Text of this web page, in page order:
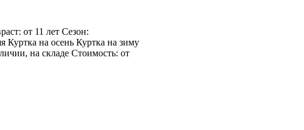
от 11 лет Сезон:
Куртка на осень Куртка на зиму
на складе Стоимость: от